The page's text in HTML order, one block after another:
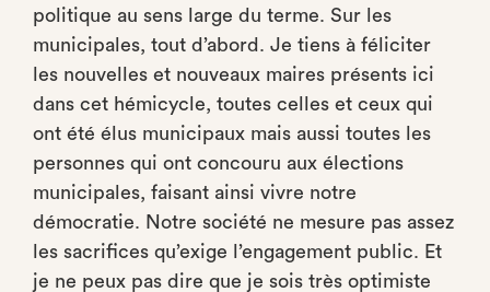
politique au sens large du terme. Sur les
municipales, tout d’abord. Je tiens à féliciter
les nouvelles et nouveaux maires présents ici
dans cet hémicycle, toutes celles et ceux qui
ont été élus municipaux mais aussi toutes les
personnes qui ont concouru aux élections
municipales, faisant ainsi vivre notre
démocratie. Notre société ne mesure pas assez
les sacrifices qu’exige l’engagement public. Et
je ne peux pas dire que je sois très optimiste